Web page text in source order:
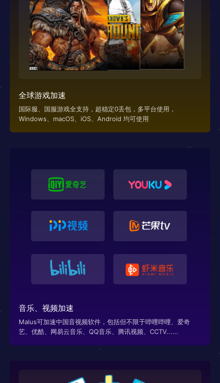
全球游戏加速
国际服、国服游戏全支持，超稳定0丢包，多平台使用，
Windows、macOS、iOS、Android 均可使用
音乐、视频加速
Malus可加速中国音视频软件，包括但不限于哔哩哔哩、爱奇
艺、优酷、网易云音乐、QQ音乐、腾讯视频、CCTV......